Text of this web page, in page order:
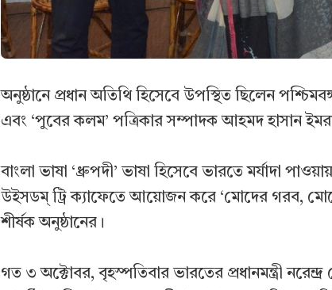
অনুষ্ঠানে প্রধান অতিথি হিসেবে উপস্থিত ছিলেন
এবং ‘পুবের কলম’ পত্রিকার সম্পাদক আহমদ হাসান
বাংলা ভাষা ‘ধ্রুপদী’ ভাষা হিসেবে ভারতে মর্যাদা
উইসডম্ ট্রি ক্যাফেতে আয়োজন করে ‘মোদের গরব,
শীর্ষক অনুষ্ঠানের।
গত ৩ অক্টোবর, বৃহস্পতিবার ভারতের প্রধানমন্ত্রী নরেন্দ্র